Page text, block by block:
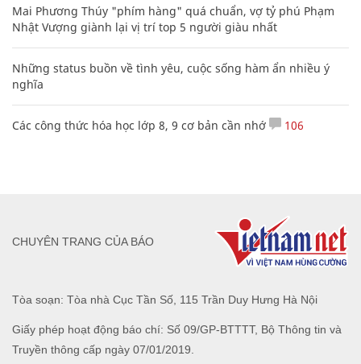
Mai Phương Thúy "phím hàng" quá chuẩn, vợ tỷ phú Phạm
Nhật Vượng giành lại vị trí top 5 người giàu nhất
Những status buồn về tình yêu, cuộc sống hàm ẩn nhiều ý
nghĩa
Các công thức hóa học lớp 8, 9 cơ bản cần nhớ 106
Tòa soạn: Tòa nhà Cục Tần Số, 115 Trần Duy Hưng Hà Nội
Giấy phép hoạt động báo chí: Số 09/GP-BTTTT, Bộ Thông tin và
Truyền thông cấp ngày 07/01/2019.
CHUYÊN TRANG CỦA BÁO